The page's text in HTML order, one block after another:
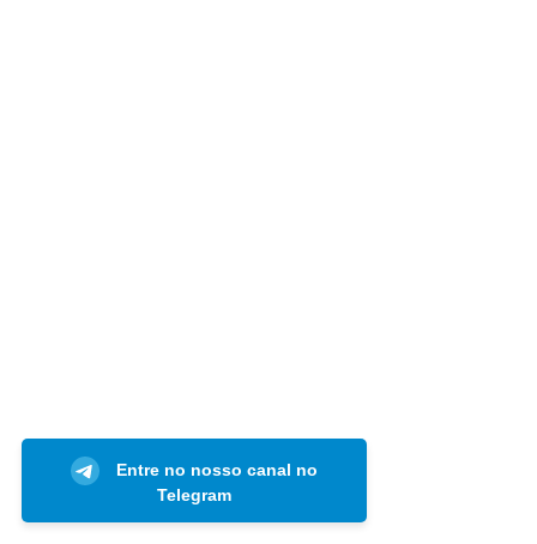
Entre no nosso canal no
Telegram